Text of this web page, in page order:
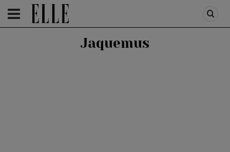
HOMEPAGE /FASHION
Jaquemus